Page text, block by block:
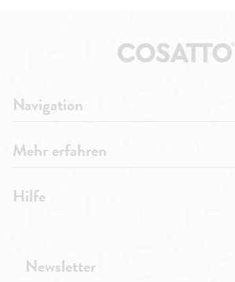
Newsletter
Navigation
Mehr erfahren
Hilfe